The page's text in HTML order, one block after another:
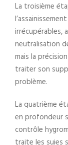
La troisième
irrécupérables,
neutralisation
mais la
traiter son
problème.
La quatrième
en profondeur
contrôle
traite les suies